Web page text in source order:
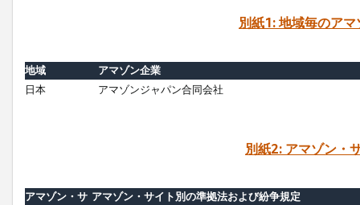
別紙1: 地域毎のア
地域
アマゾン企業
日本
アマゾンジャパン合同会社
別紙2: アマゾン・
アマゾン・サ アマゾン・サイト別の準拠法および紛争規定